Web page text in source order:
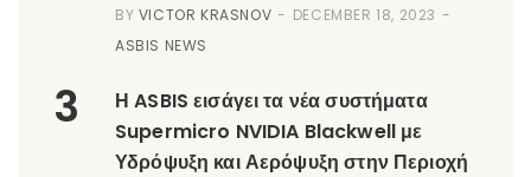
BY VICTOR KRASNOV
DECEMBER 18, 2023
ASBIS NEWS
3
Η ASBIS εισάγει τα νέα συστήματα
Supermicro NVIDIA Blackwell με
Υδρόψυξη και Αερόψυξη στην Περιοχή